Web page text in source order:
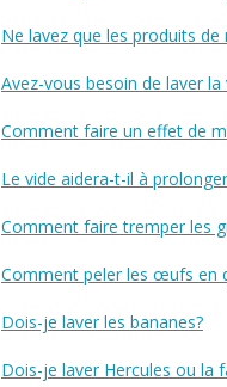
Ne lavez que les produits
Avez-vous besoin de laver
Comment faire un effet de
Le vide aidera-t-il à
Comment faire tremper les
Comment peler les œufs en
Dois-je laver les bananes?
Dois-je laver Hercules ou la